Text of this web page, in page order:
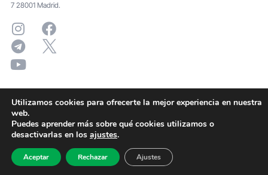
7 28001 Madrid.
Utilizamos cookies para ofrecerte la mejor experiencia en nuestra
web.
Puedes aprender más sobre qué cookies utilizamos o
desactivarlas en los ajustes.
Aceptar Rechazar Ajustes